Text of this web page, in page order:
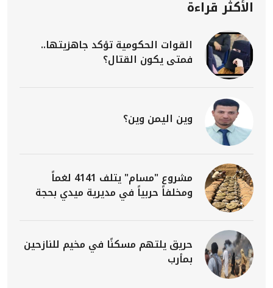
الأكثر قراءة
القوات الحكومية تؤكد جاهزيتها..
فمتى يكون القتال؟
وين اليمن وين؟
مشروع "مسام" يتلف 4141 لغماً
ومخلفاً حربياً في مديرية ميدي بحجة
حريق يلتهم مسكنًا في مخيم للنازحين
بمأرب